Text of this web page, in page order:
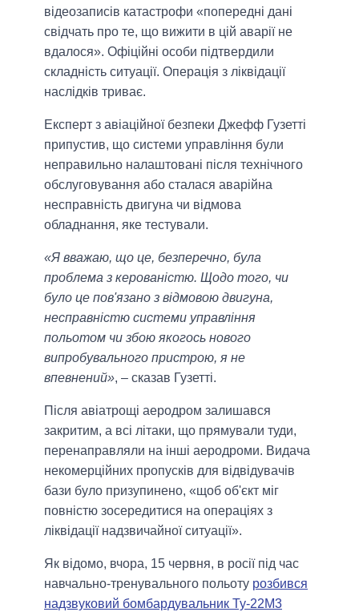
відеозаписів катастрофи «попередні дані
свідчать про те, що вижити в цій аварії не
вдалося». Офіційні особи підтвердили
складність ситуації. Операція з ліквідації
наслідків триває.
Експерт з авіаційної безпеки Джефф Гузетті
припустив, що системи управління були
неправильно налаштовані після технічного
обслуговування або сталася аварійна
несправність двигуна чи відмова
обладнання, яке тестували.
«Я вважаю, що це, безперечно, була
проблема з керованістю. Щодо того, чи
було це пов'язано з відмовою двигуна,
несправністю системи управління
польотом чи збою якогось нового
випробувального пристрою, я не
впевнений», – сказав Гузетті.
Після авіатрощі аеродром залишався
закритим, а всі літаки, що прямували туди,
перенаправляли на інші аеродроми. Видача
некомерційних пропусків для відвідувачів
бази було призупинено, «щоб об'єкт міг
повністю зосередитися на операціях з
ліквідації надзвичайної ситуації».
Як відомо, вчора, 15 червня, в росії під час
навчально-тренувального польоту розбився
надзвуковий бомбардувальник Ту-22М3